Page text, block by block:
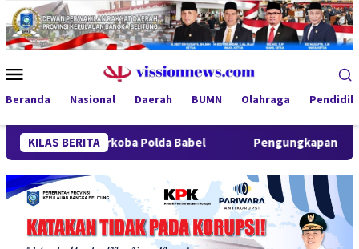
Loncat
ke
konten
Mobile
Beranda Nasional Daerah BUMN Olahraga
KILAS BERITA
Polda Babel Pengungkapan 52,5 Ton Pasir